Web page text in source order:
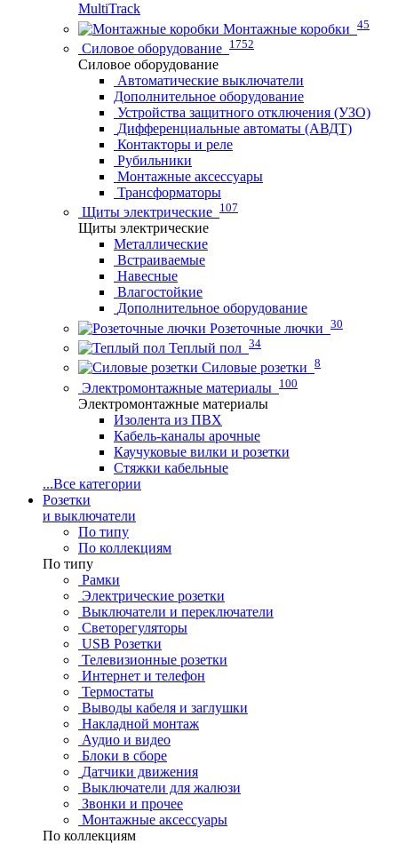
MultiTrack
Монтажные коробки 45
Силовое оборудование 1752
Силовое оборудование
Автоматические выключатели
Дополнительное оборудование
Устройства защитного отключения (УЗО)
Дифференциальные автоматы (АВДТ)
Контакторы и реле
Рубильники
Монтажные аксессуары
Трансформаторы
Щиты электрические 107
Щиты электрические
Металлические
Встраиваемые
Навесные
Влагостойкие
Дополнительное оборудование
Розеточные лючки 30
Теплый пол 34
Силовые розетки 8
Электромонтажные материалы 100
Электромонтажные материалы
Изолента из ПВХ
Кабель-каналы арочные
Каучуковые вилки и розетки
Стяжки кабельные
...Все категории
Розетки
и выключатели
По типу
По коллекциям
По типу
Рамки
Электрические розетки
Выключатели и переключатели
Светорегуляторы
USB Розетки
Телевизионные розетки
Интернет и телефон
Термостаты
Выводы кабеля и заглушки
Накладной монтаж
Аудио и видео
Блоки в сборе
Датчики движения
Выключатели для жалюзи
Звонки и прочее
Монтажные аксессуары
По коллекциям